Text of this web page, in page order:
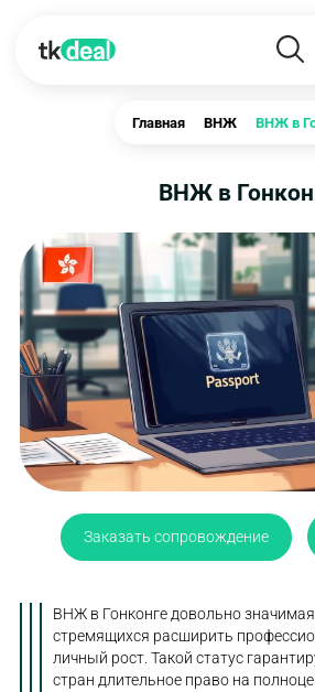
Главная ВНЖ ВНЖ в
ВНЖ в
Заказать сопровождение
ВНЖ в Гонконге довольно
стремящихся расширить
личный рост. Такой статус
стран длительное право на